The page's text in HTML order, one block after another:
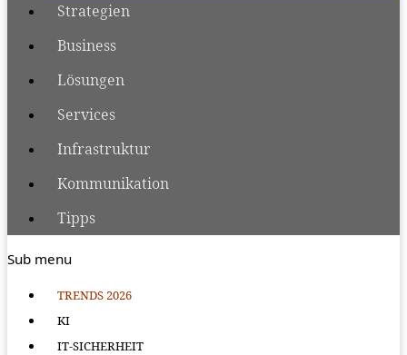
Strategien
Business
Lösungen
Services
Infrastruktur
Kommunikation
Tipps
Sub menu
TRENDS 2026
KI
IT-SICHERHEIT